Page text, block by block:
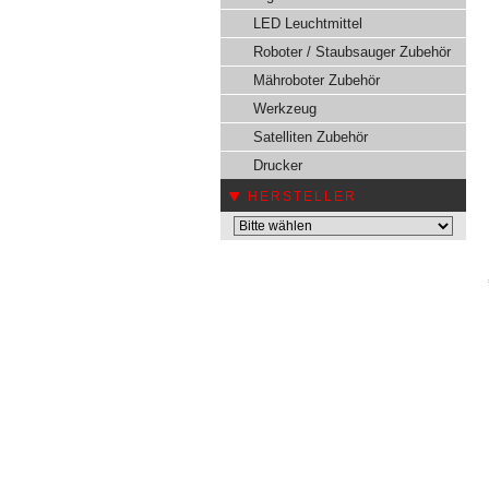
LED Leuchtmittel
Roboter / Staubsauger Zubehör
Mähroboter Zubehör
Werkzeug
Satelliten Zubehör
Drucker
HERSTELLER